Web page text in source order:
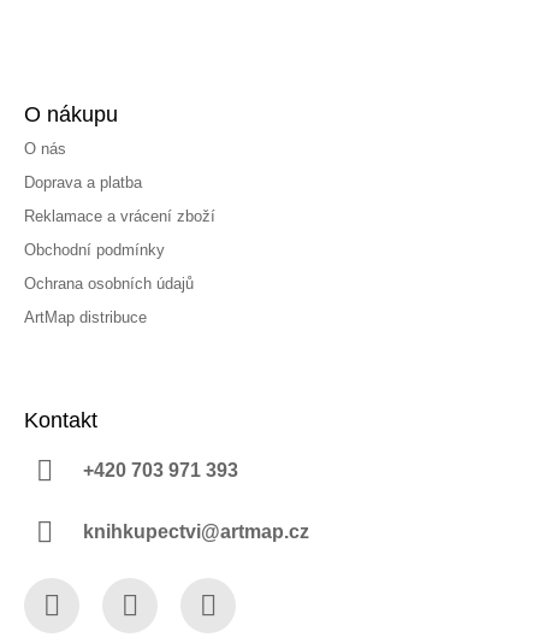
O nákupu
O nás
Doprava a platba
Reklamace a vrácení zboží
Obchodní podmínky
Ochrana osobních údajů
ArtMap distribuce
Kontakt
+420 703 971 393
knihkupectvi@artmap.cz